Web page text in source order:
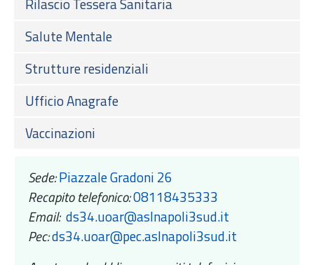
Salute Mentale
Strutture residenziali
Ufficio Anagrafe
Vaccinazioni
Sede:Piazzale Gradoni 26
Recapito telefonico:08118435333
Email: ds34.uoar@aslnapoli3sud.it
Pec:ds34.uoar@pec.aslnapoli3sud.it